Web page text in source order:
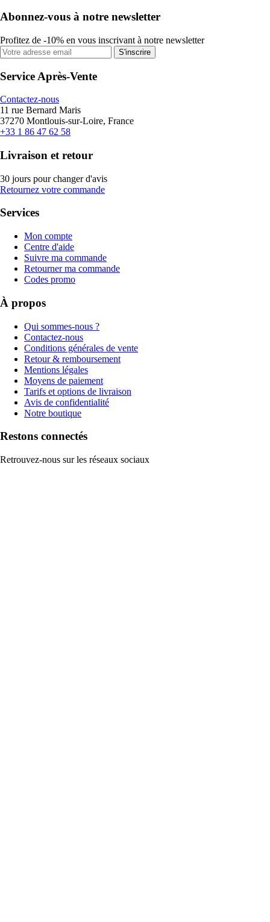
Abonnez-vous à notre newsletter
Profitez de -10% en vous inscrivant à notre newsletter
S'inscrire
Service Après-Vente
Contactez-nous
11 rue Bernard Maris
37270 Montlouis-sur-Loire, France
+33 1 86 47 62 58
Livraison et retour
30 jours pour changer d'avis
Retournez votre commande
Services
Mon compte
Centre d'aide
Suivre ma commande
Retourner ma commande
Codes promo
À propos
Qui sommes-nous ?
Contactez-nous
Conditions générales de vente
Retour & remboursement
Mentions légales
Moyens de paiement
Tarifs et options de livraison
Avis de confidentialité
Notre boutique
Restons connectés
Retrouvez-nous sur les réseaux sociaux